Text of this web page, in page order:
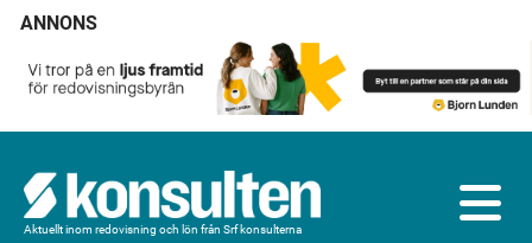
ANNONS
Aktuellt inom redovisning och lön från Srf konsulterna